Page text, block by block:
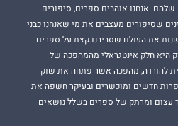
אנחנו אוהבים ספרים, סיפורים
שסיפורים מעצבים את מי שאנחנו כבני
את העולם שסביבנו.קצת על ספרים
היא חלק אינטגראלי מהמהפכה של
להורדה, מהפכה אשר פתחה את שוק
חדשים ומוכשרים ובעיקר חשפה את
עצום ומרתק של ספרים בשלל נושאים